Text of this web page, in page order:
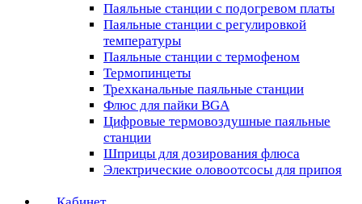
Паяльные станции с подогревом платы
Паяльные станции с регулировкой
температуры
Паяльные станции с термофеном
Термопинцеты
Трехканальные паяльные станции
Флюс для пайки BGA
Цифровые термовоздушные паяльные
станции
Шприцы для дозирования флюса
Электрические оловоотсосы для припоя